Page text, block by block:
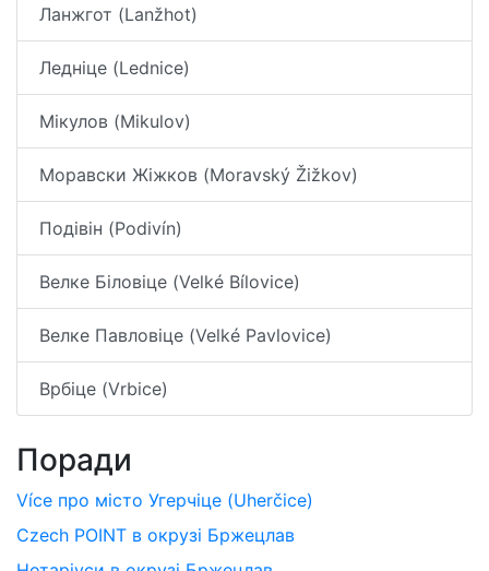
Ланжгот (Lanžhot)
Ледніце (Lednice)
Мікулов (Mikulov)
Моравски Жіжков (Moravský Žižkov)
Подівін (Podivín)
Велке Біловіце (Velké Bílovice)
Велке Павловіце (Velké Pavlovice)
Врбіце (Vrbice)
Поради
Více про місто Угерчіце (Uherčice)
Czech POINT в окрузі Бржецлав